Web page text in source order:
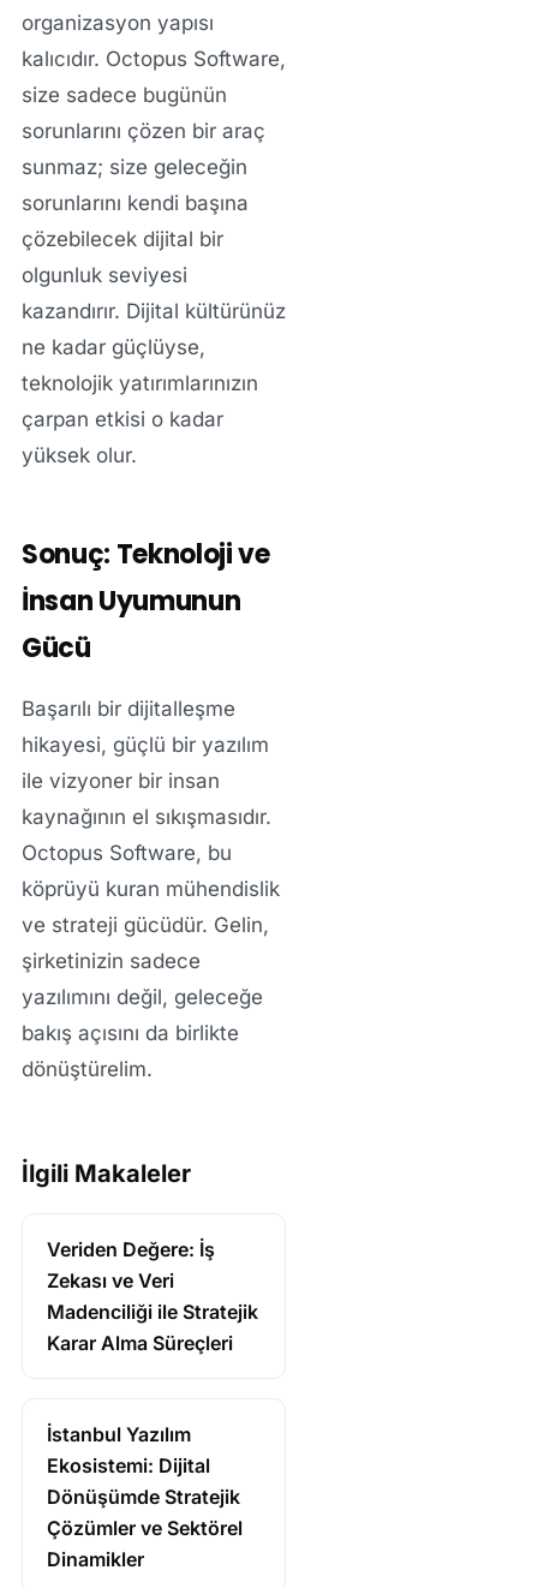
organizasyon yapısı
kalıcıdır. Octopus Software,
size sadece bugünün
sorunlarını çözen bir araç
sunmaz; size geleceğin
sorunlarını kendi başına
çözebilecek dijital bir
olgunluk seviyesi
kazandırır. Dijital kültürünüz
ne kadar güçlüyse,
teknolojik yatırımlarınızın
çarpan etkisi o kadar
yüksek olur.
Sonuç: Teknoloji ve
İnsan Uyumunun
Gücü
Başarılı bir dijitalleşme
hikayesi, güçlü bir yazılım
ile vizyoner bir insan
kaynağının el sıkışmasıdır.
Octopus Software, bu
köprüyü kuran mühendislik
ve strateji gücüdür. Gelin,
şirketinizin sadece
yazılımını değil, geleceğe
bakış açısını da birlikte
dönüştürelim.
İlgili Makaleler
Veriden Değere: İş
Zekası ve Veri
Madenciliği ile Stratejik
Karar Alma Süreçleri
İstanbul Yazılım
Ekosistemi: Dijital
Dönüşümde Stratejik
Çözümler ve Sektörel
Dinamikler